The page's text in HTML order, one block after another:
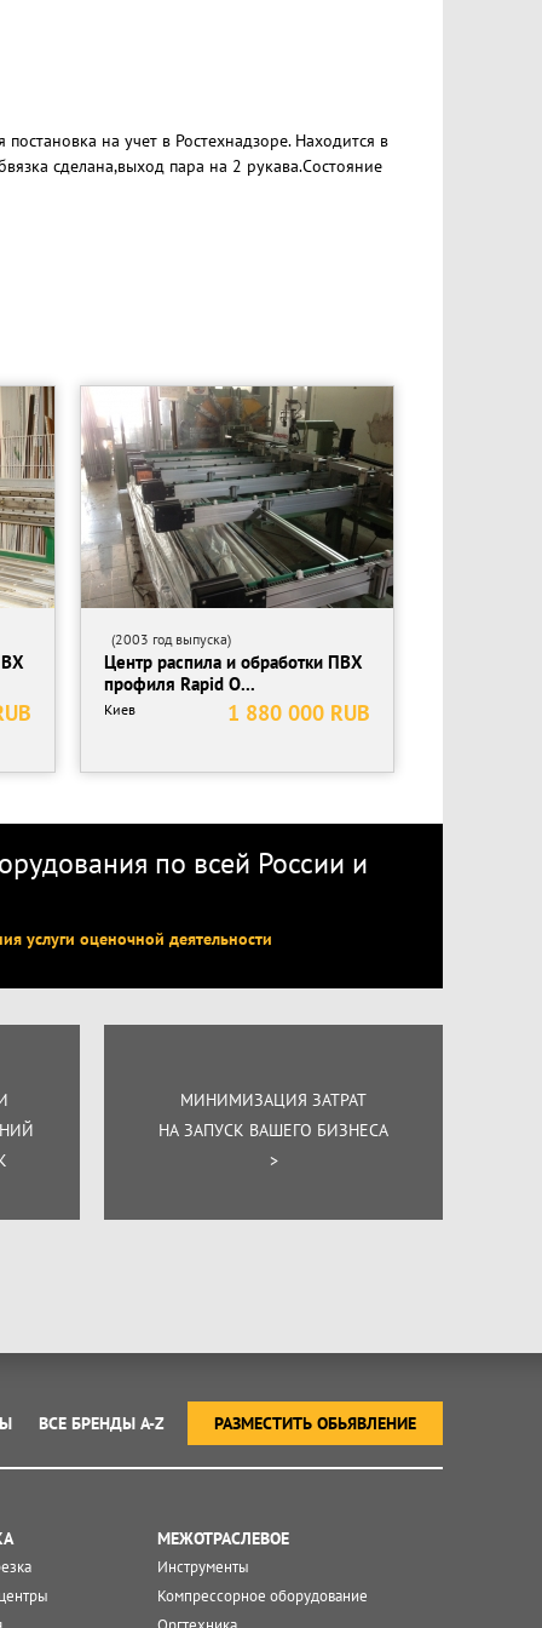
на учет в Ростехнадзоре. Находится в
сделана,выход пара на 2 рукава.Состояние
(2003 год выпуска)
Центр распила и обработки ПВХ
профиля Rapid O...
1 880 000 RUB
Киев
по всей России и
услуги оценочной деятельности
МИНИМИЗАЦИЯ ЗАТРАТ
НА ЗАПУСК ВАШЕГО БИЗНЕСА
>
РАЗМЕСТИТЬ ОБЬЯВЛЕНИЕ
ВСЕ БРЕНДЫ A-Z
МЕЖОТРАСЛЕВОЕ
Инструменты
Компрессорное оборудование